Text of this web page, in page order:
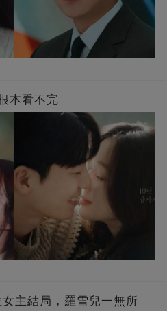
本看不完
主結局，羅雪兒一無所